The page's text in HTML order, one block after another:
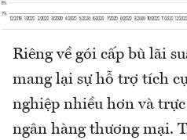
Riêng về gói cấp bù lãi
mang lại sự hỗ trợ tích
nghiệp nhiều hơn và
ngân hàng thương mại.